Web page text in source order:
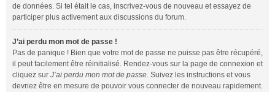
de données. Si tel était le cas, inscrivez-vous de nouveau et essayez de
participer plus activement aux discussions du forum.
J’ai perdu mon mot de passe !
Pas de panique ! Bien que votre mot de passe ne puisse pas être récupéré,
il peut facilement être réinitialisé. Rendez-vous sur la page de connexion et
cliquez sur J’ai perdu mon mot de passe. Suivez les instructions et vous
devriez être en mesure de pouvoir vous connecter de nouveau rapidement.